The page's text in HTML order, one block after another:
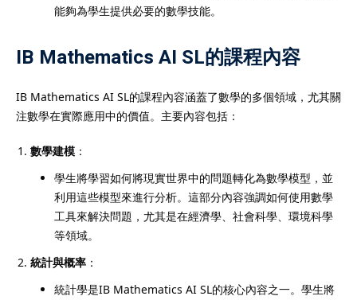
能夠為學生提供必要的數學技能。
IB Mathematics AI SL的課程內容
IB Mathematics AI SL的課程內容涵蓋了數學的多個領域，尤其關
注數學在實際應用中的價值。主要內容包括：
數學建模 ：
學生將學習如何將現實世界中的問題轉化為數學模型，並
利用這些模型來進行分析。這部分內容強調如何使用數學
工具來解決問題，尤其是在經濟學、社會科學、環境科學
等領域。
統計與概率 ：
統計學是IB Mathematics AI SL的核心內容之一。學生將